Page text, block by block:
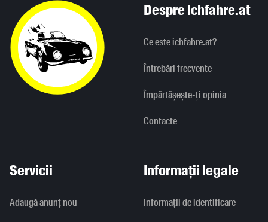
Despre ichfahre.at
Ce este ichfahre.at?
Întrebări frecvente
Împărtășește-ți opinia
Contacte
Servicii
Adaugă anunț nou
Informații legale
Informaţii de identificare